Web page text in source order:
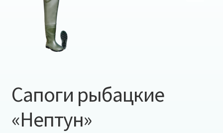
О ПРОЕКТЕ
Сапоги рыбацкие
«Нептун»